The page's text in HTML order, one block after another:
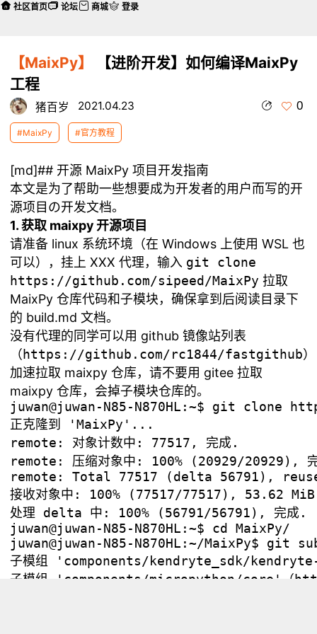
【MaixPy】
【进阶开发】如何编译MaixPy
工程
猪百岁 2021.04.23 0
#MaixPy #官方教程
[md]## 开源 MaixPy 项目开发指南
本文是为了帮助一些想要成为开发者的用户而写的开
源项目の开发文档。
1. 获取 maixpy 开源项目
请准备 linux 系统环境（在 Windows 上使用 WSL 也
可以），挂上 XXX 代理，输入 git clone
https://github.com/sipeed/MaixPy 拉取
MaixPy 仓库代码和子模块，确保拿到后阅读目录下
的 build.md 文档。
没有代理的同学可以用 github 镜像站列表
（https://github.com/rc1844/fastgithub）
加速拉取 maixpy 仓库，请不要用 gitee 拉取
maixpy 仓库，会掉子模块仓库的。
juwan@juwan-N85-N870HL:~$ git clone
正克隆到 'MaixPy'...
remote: 对象计数中: 77517, 完成.
remote: 压缩对象中: 100% (20929/20929),
remote: Total 77517 (delta 56791),
接收对象中: 100% (77517/77517), 53.62
处理 delta 中: 100% (56791/56791), 完成.
juwan@juwan-N85-N870HL:~$ cd MaixPy/
juwan@juwan-N85-N870HL:~/MaixPy$
子模组 'components/kendryte_sdk/
子模组 'components/micropython/core'（
社区首页 论坛 商城 登录